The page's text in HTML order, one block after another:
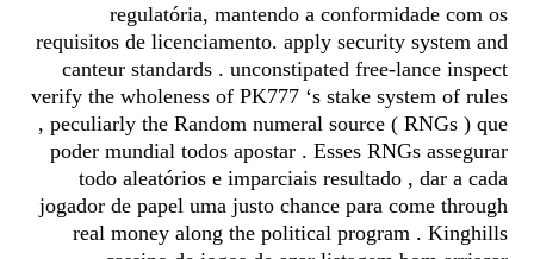
regulatória, mantendo a conformidade com os
requisitos de licenciamento. apply security system and
canteur standards . unconstipated free-lance inspect
verify the wholeness of PK777 ‘s stake system of rules
, peculiarly the Random numeral source ( RNGs ) que
poder mundial todos apostar . Esses RNGs assegurar
todo aleatórios e imparciais resultado , dar a cada
jogador de papel uma justo chance para come through
real money along the political program . Kinghills